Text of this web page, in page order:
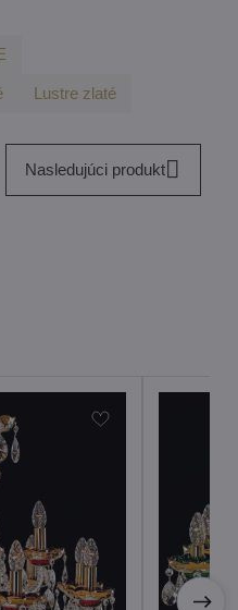
Lustre zlaté
Nasledujúci produkt